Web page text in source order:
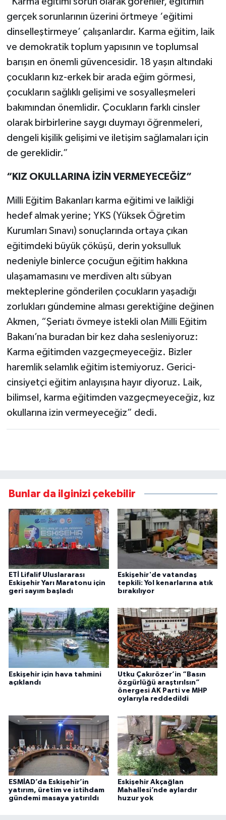
gerçek sorunlarının üzerini örtmeye ‘eğitimi
dinselleştirmeye’ çalışanlardır. Karma eğitim, laik
ve demokratik toplum yapısının ve toplumsal
barışın en önemli güvencesidir. 18 yaşın altındaki
çocukların kız-erkek bir arada eğim görmesi,
çocukların sağlıklı gelişimi ve sosyalleşmeleri
bakımından önemlidir. Çocukların farklı cinsler
olarak birbirlerine saygı duymayı öğrenmeleri,
dengeli kişilik gelişimi ve iletişim sağlamaları için
de gereklidir.”
“KIZ OKULLARINA İZİN VERMEYECEĞİZ”
Milli Eğitim Bakanları karma eğitimi ve laikliği
hedef almak yerine; YKS (Yüksek Öğretim
Kurumları Sınavı) sonuçlarında ortaya çıkan
eğitimdeki büyük çöküşü, derin yoksulluk
nedeniyle binlerce çocuğun eğitim hakkına
ulaşamamasını ve merdiven altı sübyan
mekteplerine gönderilen çocukların yaşadığı
zorlukları gündemine alması gerektiğine değinen
Akmen, “Şeriatı övmeye istekli olan Milli Eğitim
Bakanı’na buradan bir kez daha sesleniyoruz:
Karma eğitimden vazgeçmeyeceğiz. Bizler
haremlik selamlık eğitim istemiyoruz. Gerici-
cinsiyetçi eğitim anlayışına hayır diyoruz. Laik,
bilimsel, karma eğitimden vazgeçmeyeceğiz, kız
okullarına izin vermeyeceğiz” dedi.
Bunlar da ilginizi çekebilir
ETİ Lifalif Uluslararası
Eskişehir Yarı Maratonu için
geri sayım başladı
Eskişehir'de vatandaş
tepkili: Yol kenarlarına atık
bırakılıyor
Eskişehir için hava tahmini
açıklandı
Utku Çakırözer’in “Basın
özgürlüğü araştırılsın”
önergesi AK Parti ve MHP
oylarıyla reddedildi
ESMİAD’da Eskişehir’in
yatırım, üretim ve istihdam
gündemi masaya yatırıldı
Eskişehir Akçağlan
Mahallesi’nde aylardır
huzur yok